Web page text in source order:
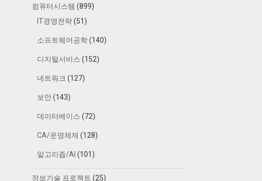
컴퓨터시스템 (899)
IT경영전략(51)
소프트웨어공학(140)
디지털서비스 (152)
네트워크 (127)
보안(143)
데이터베이스 (72)
CA/운영체제 (128)
알고리즘/AI (101)
정보기술 프로젝트 (25)